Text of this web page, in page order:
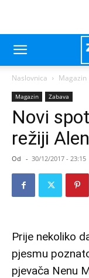
Naslovnica Magazin
Magazin Zabava
Novi
režiji
Od - 30/12/2017 - 23:15
Prije nekoliko
pjesmu
pjevača Nenu